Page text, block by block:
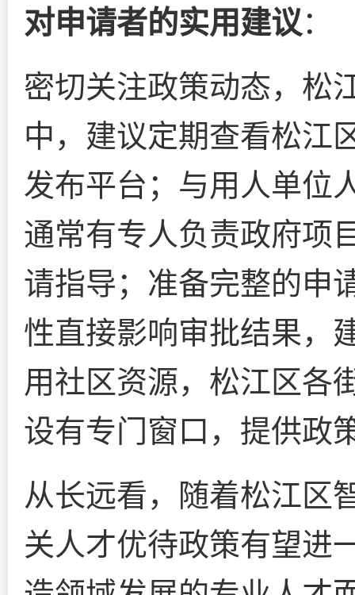
对申请者的实用建议：
密切关注政策动态，松
中，建议定期查看松江
发布平台；与用人单位
通常有专人负责政府项
请指导；准备完整的申
性直接影响审批结果，
用社区资源，松江区各
设有专门窗口，提供政
从长远看，随着松江区
关人才优待政策有望进